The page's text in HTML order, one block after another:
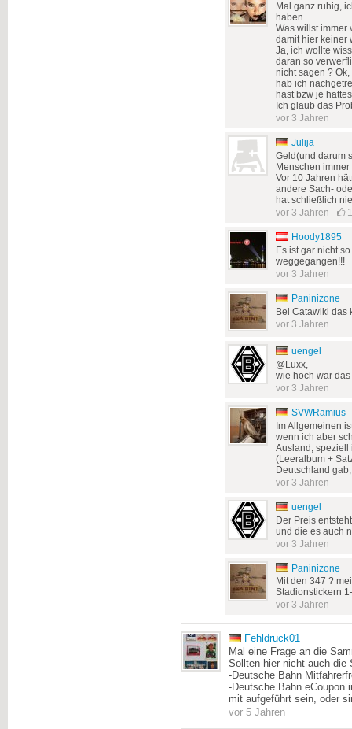
Mal ganz ruhig,
haben
Was willst immer
damit hier keiner
Ja, ich wollte
daran so
nicht sagen ?
hab ich
hast bzw je
Ich glaub das
vor 3 Jahren
Julija
Geld(und darum
Menschen
Vor 10 Jahren
andere Sach-
hat schließlich
vor 3 Jahren - 1
Hoody1895
Es ist gar nicht
weggegangen!!!
vor 3 Jahren
Paninizone
Bei Catawiki das
vor 3 Jahren
uengel
@Luxx,
wie hoch war
vor 3 Jahren
SVWRamius
Im Allgemeinen
wenn ich aber
Ausland, speziell
(Leeralbum +
Deutschland
vor 3 Jahren
uengel
Der Preis
und die es auch
vor 3 Jahren
Paninizone
Mit den 347 ?
Stadionstickern
vor 3 Jahren
Fehldruck01
Mal eine Frage an die
Sollten hier nicht auch die
-Deutsche Bahn
-Deutsche Bahn eCoupon
mit aufgeführt sein, oder
vor 5 Jahren